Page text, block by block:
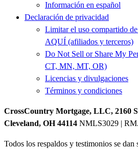
Información en español
Declaración de privacidad
Limitar el uso compartido
AQUÍ (afiliados y terceros)
Do Not Sell or Share My
CT, MN, MT, OR)
Licencias y divulgaciones
Términos y condiciones
CrossCountry Mortgage, LLC, 2160
Cleveland, OH 44114 NMLS3029 |
Todos los respaldos y testimonios se